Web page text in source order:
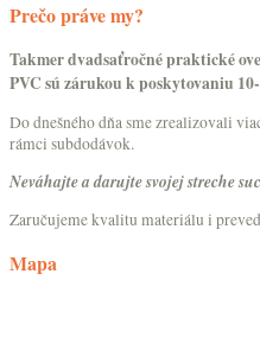
Prečo práve my?
Takmer dvadsaťročné praktické
PVC sú zárukou k poskytovaniu
Do dnešného dňa sme zrealizovali
rámci subdodávok.
Neváhajte a darujte svojej streche
Zaručujeme kvalitu materiálu i
Mapa